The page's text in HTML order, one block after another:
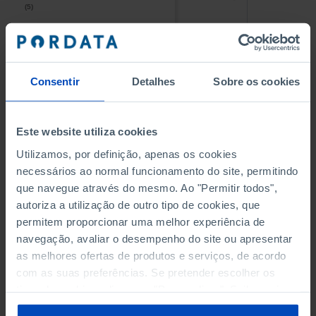
Consentir Detalhes Sobre os cookies
Este website utiliza cookies
Utilizamos, por definição, apenas os cookies
necessários ao normal funcionamento do site, permitindo
que navegue através do mesmo. Ao "Permitir todos",
autoriza a utilização de outro tipo de cookies, que
permitem proporcionar uma melhor experiência de
navegação, avaliar o desempenho do site ou apresentar
as melhores ofertas de produtos e serviços, de acordo
com as suas preferências. Se pretender escolher os
sobre cookies através da gestão de preferências ou da
(5)
(5)
PESSOAL AO SERVIÇO NAS
PESSOAL AO SERVIÇO NAS
DO MUNICÍPIO (%)
Empresas não financeiras
DO MUNICÍPIO (%)
Empresas não financeiras
VOLUME DE NEGÓCIOS DAS
QUATRO MAIORES EMPRESAS
DO MUNICÍPIO (%)
VOLUME DE NEGÓCIOS DAS
QUATRO MAIORES EMPRESAS
DO MUNICÍPIO (%)
-
BANCOS, CAIXAS ECONÓMICAS
BANCOS, CAIXAS ECONÓMICAS
CAIXAS DE CRÉDITO AGRÍCOLA
CAIXAS DE CRÉDITO AGRÍCOLA